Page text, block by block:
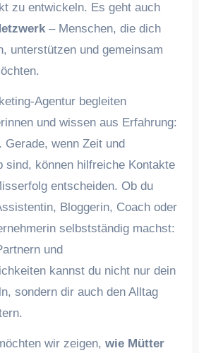
zu entwickeln. Es geht auch
– Menschen, die dich
unterstützen und gemeinsam
Agentur begleiten
und wissen aus Erfahrung:
wenn Zeit und
sind, können hilfreiche Kontakte
entscheiden. Ob du
Bloggerin, Coach oder
selbstständig machst:
und
kannst du nicht nur dein
sondern dir auch den Alltag
wir zeigen, wie Mütter